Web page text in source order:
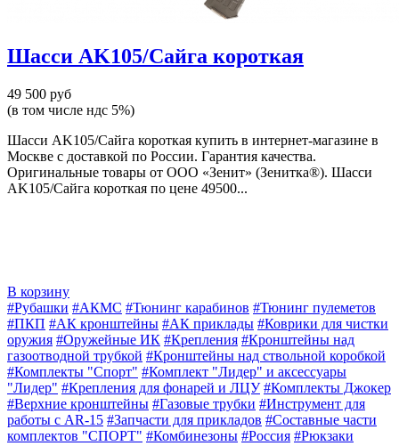
Шасси AK105/Сайга короткая
49 500 руб
(в том числе ндс 5%)
Шасси AK105/Сайга короткая купить в интернет-магазине в
Москве с доставкой по России. Гарантия качества.
Оригинальные товары от ООО «Зенит» (Зенитка®). Шасси
AK105/Сайга короткая по цене 49500...
В корзину
#Рубашки #АКМС #Тюнинг карабинов #Тюнинг пулеметов
#ПКП #АК кронштейны #АК приклады #Коврики для чистки
оружия #Оружейные ИК #Крепления #Кронштейны над
газоотводной трубкой #Кронштейны над ствольной коробкой
#Комплекты "Спорт" #Комплект "Лидер" и аксессуары
"Лидер" #Крепления для фонарей и ЛЦУ #Комплекты Джокер
#Верхние кронштейны #Газовые трубки #Инструмент для
работы с AR-15 #Запчасти для прикладов #Составные части
комплектов "СПОРТ" #Комбинезоны #Россия #Рюкзаки